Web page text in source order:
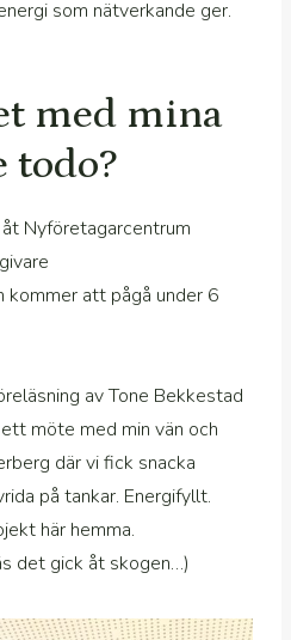
som nätverkande ger.
med mina
todo?
Nyföretagarcentrum
kommer att pågå under 6
av Tone Bekkestad
möte med min vän och
där vi fick snacka
på tankar. Energifyllt.
här hemma.
det gick åt skogen…)